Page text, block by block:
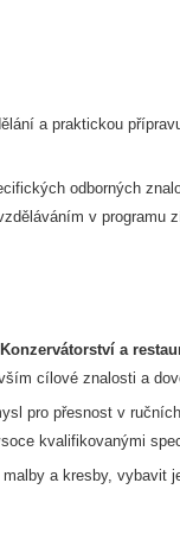
a praktickou
odborných
v programu
Konzervátorství a
cílové znalosti a
pro přesnost v
kvalifikovanými
a kresby, vybavit